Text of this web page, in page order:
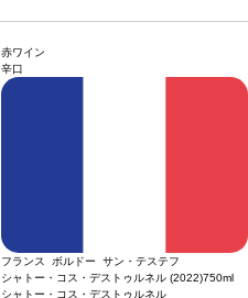
料理生ハムとメロン、シーフード、チ
品種
切れの場合、在庫があり価格が同様の
ます、ご了承ください。
橘類を含む後味が続く。ヴィーガン・
でも頭角を表し、アメリカやイギリスで
デュース。ボトルにはハートのモチーフ
ます、ご了承ください。
赤ワイン
辛口
フランス ボルドー サン・テステフ
シャトー・コス・デストゥルネル (2022)750ml
シャトー・コス・デストゥルネル